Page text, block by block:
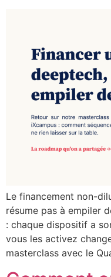
Le financement non-
résume pas à empiler
: chaque dispositif a
vous les activez
masterclass avec le